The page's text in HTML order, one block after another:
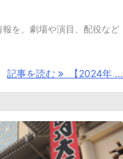
を、劇場や演目、配役など
記事を読む 【2024年 ...